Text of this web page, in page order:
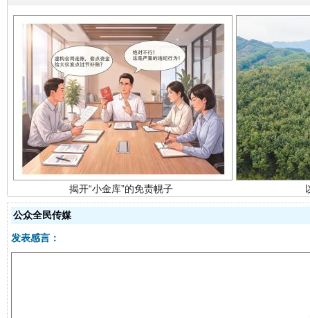
揭开“小金库”的免责幌子
公众全民传媒
发表感言：